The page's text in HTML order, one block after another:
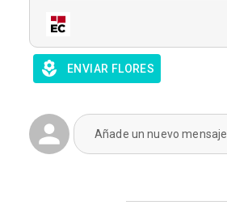
ENVIAR FLORES
Añade un nuevo mensaje